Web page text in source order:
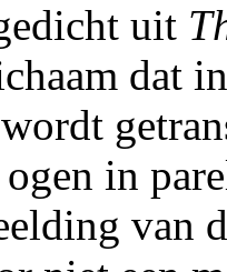
uit
dat
in
van